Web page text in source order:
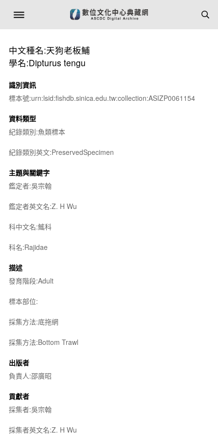
中文種名:天狗老板鯆
學名:Dipturus tengu
識別資訊
標本號:urn:lsid:fishdb.sinica.edu.tw:collection:ASIZP0061154
資料類型
紀錄類別:魚類標本
紀錄類別英文:PreservedSpecimen
主題與關鍵字
鑑定者:吳宗翰
鑑定者英文名:Z. H Wu
科中文名:鰩科
科名:Rajidae
描述
發育階段:Adult
標本部位:
採集方法:底拖網
採集方法:Bottom Trawl
出版者
負責人:邵廣昭
貢獻者
採集者:吳宗翰
採集者英文名:Z. H Wu